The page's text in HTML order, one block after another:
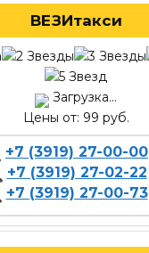
ВЕЗИтакси
Загрузка...
Цены от: 99 руб.
+7 (3919) 27-00-00
+7 (3919) 27-02-22
+7 (3919) 27-00-73